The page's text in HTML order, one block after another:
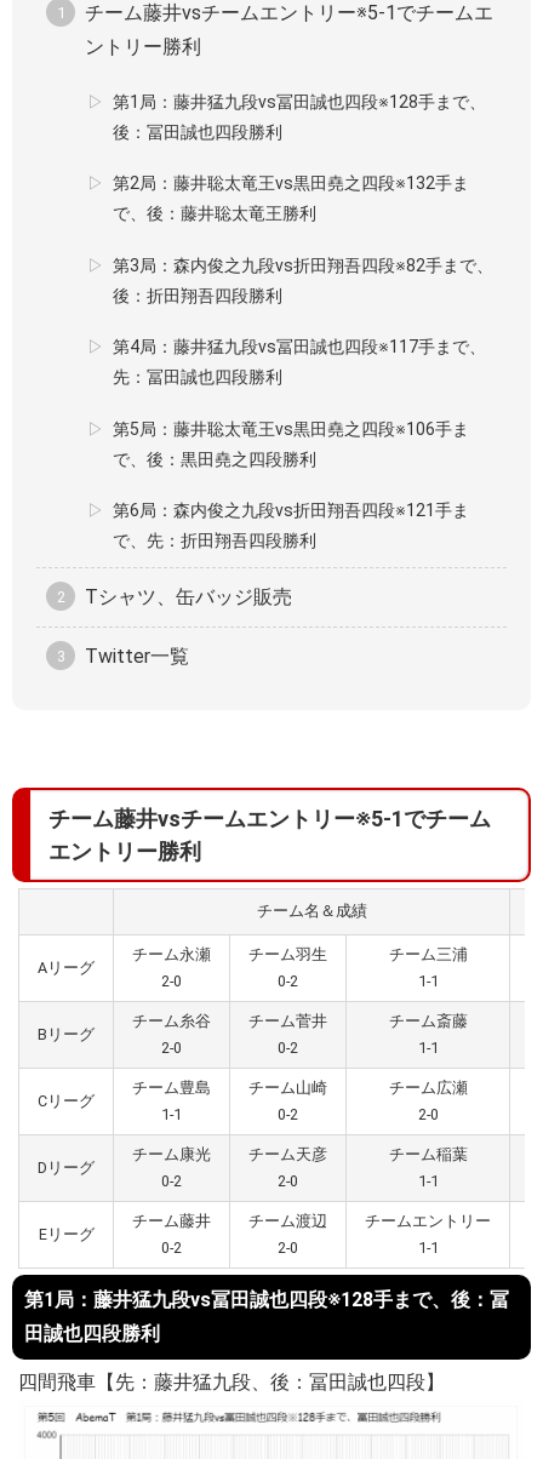
チーム藤井vsチームエントリー※5-1でチームエ
ントリー勝利
第1局：藤井猛九段vs冨田誠也四段※128手まで、
後：冨田誠也四段勝利
第2局：藤井聡太竜王vs黒田堯之四段※132手ま
で、後：藤井聡太竜王勝利
第3局：森内俊之九段vs折田翔吾四段※82手まで、
後：折田翔吾四段勝利
第4局：藤井猛九段vs冨田誠也四段※117手まで、
先：冨田誠也四段勝利
第5局：藤井聡太竜王vs黒田堯之四段※106手ま
で、後：黒田堯之四段勝利
第6局：森内俊之九段vs折田翔吾四段※121手ま
で、先：折田翔吾四段勝利
Tシャツ、缶バッジ販売
Twitter一覧
チーム藤井vsチームエントリー※5-1でチーム
エントリー勝利
チーム名＆成績
Aリーグ
チーム永瀬
2-0
チーム羽生
0-2
チーム三浦
1-1
Bリーグ
チーム糸谷
2-0
チーム菅井
0-2
チーム斎藤
1-1
Cリーグ
チーム豊島
1-1
チーム山崎
0-2
チーム広瀬
2-0
Dリーグ
チーム康光
0-2
チーム天彦
2-0
チーム稲葉
1-1
Eリーグ
チーム藤井
0-2
チーム渡辺
2-0
チームエントリー
1-1
第1局：藤井猛九段vs冨田誠也四段※128手まで、後：冨
田誠也四段勝利
四間飛車【先：藤井猛九段、後：冨田誠也四段】